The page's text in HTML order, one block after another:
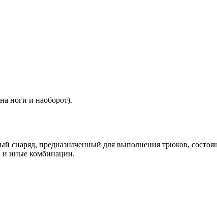
ноги и наоборот).
снаряд, предназначенный для выполнения трюков,
и иные комбинации.